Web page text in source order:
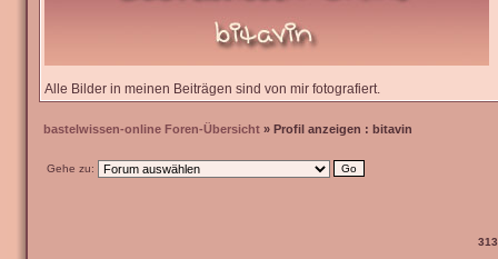
Alle Bilder in meinen Beiträgen sind von mir fotografiert.
bastelwissen-online Foren-Übersicht » Profil anzeigen : bitavin
Gehe zu: